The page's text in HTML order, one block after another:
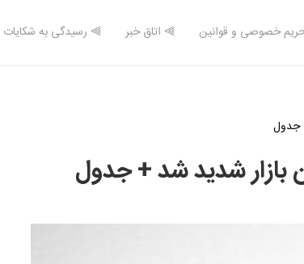
خصوصی و قوانین ⫸ اتاق خبر ⫸ رسیدگی به شکایات